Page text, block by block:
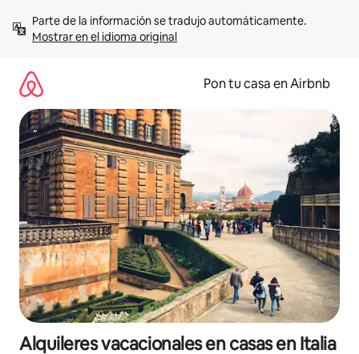
contenidoMostrar en el idioma original
Pon tu casa en Airbnb
Alquileres vacacionales en casas en Italia